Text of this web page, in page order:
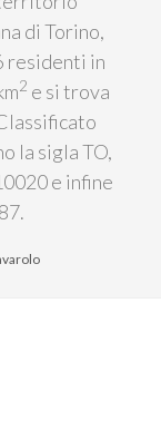
di Torino,
residenti in
2 e si trova
la sigla TO,
e infine